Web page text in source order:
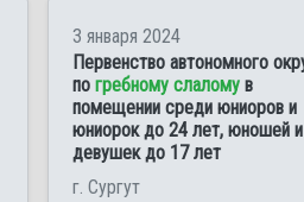
3 января 2024
Первенство автономного
по гребному слалому в
помещении среди юниоров и
юниорок до 24 лет, юношей и
девушек до 17 лет
г. Сургут